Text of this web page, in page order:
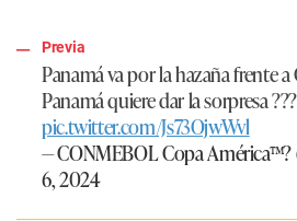
Previa
Panamá va por la hazaña frente
Panamá quiere dar la sorpresa
pic.twitter.com/Js73OjwWvl
— CONMEBOL Copa
6, 2024